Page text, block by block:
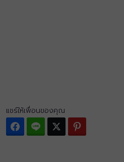
แชร์ให้เพื่อนของคุณ
Facebook
Line Twitter